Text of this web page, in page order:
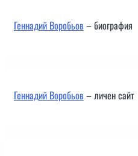
Геннадий Воробьов– биография
Геннадий Воробьов– личен сайт